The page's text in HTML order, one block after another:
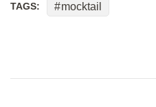
TAGS: mocktail